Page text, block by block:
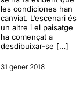
les condiciones han
canviat. L’escenari és
un altre i el paisatge
ha començat a
desdibuixar-se […]
31 gener 2018